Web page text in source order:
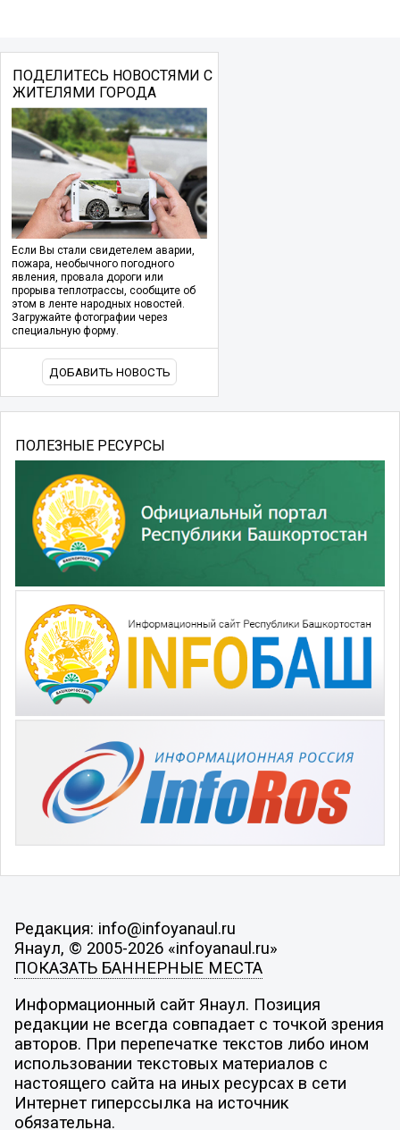
ПОДЕЛИТЕСЬ НОВОСТЯМИ С
ЖИТЕЛЯМИ ГОРОДА
Если Вы стали свидетелем аварии,
пожара, необычного погодного
явления, провала дороги или
прорыва теплотрассы, сообщите об
этом в ленте народных новостей.
Загружайте фотографии через
специальную форму.
ДОБАВИТЬ НОВОСТЬ
ПОЛЕЗНЫЕ РЕСУРСЫ
Редакция: info@infoyanaul.ru
Янаул, © 2005-2026 «infoyanaul.ru»
ПОКАЗАТЬ БАННЕРНЫЕ МЕСТА
Информационный сайт Янаул. Позиция
редакции не всегда совпадает с точкой зрения
авторов. При перепечатке текстов либо ином
использовании текстовых материалов с
настоящего сайта на иных ресурсах в сети
Интернет гиперссылка на источник
обязательна.